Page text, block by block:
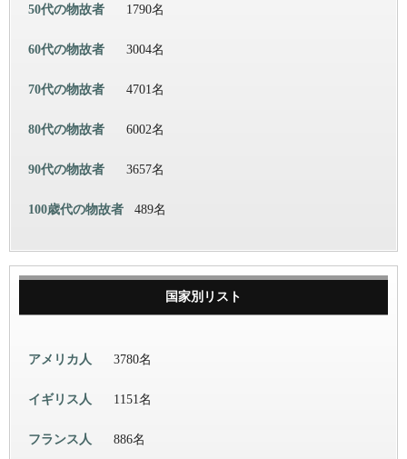
50代の物故者 1790名
60代の物故者 3004名
70代の物故者 4701名
80代の物故者 6002名
90代の物故者 3657名
100歳代の物故者 489名
国家別リスト
アメリカ人 3780名
イギリス人 1151名
フランス人 886名